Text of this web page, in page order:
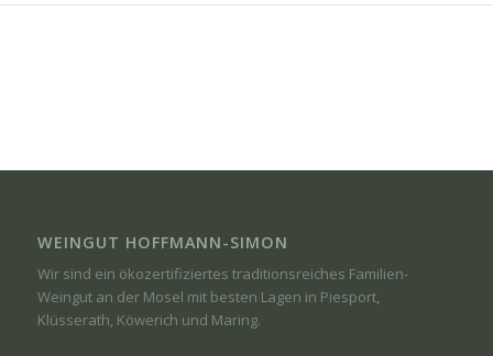
WEINGUT HOFFMANN-SIMON
Wir sind ein ökozertifiziertes traditionsreiches Familien-
Weingut an der Mosel mit besten Lagen in Piesport,
Klüsserath, Köwerich und Maring.